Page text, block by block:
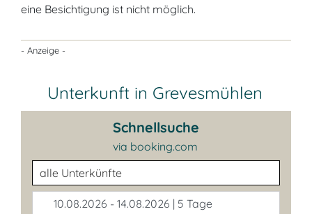
eine Besichtigung ist nicht möglich.
- Anzeige -
Unterkunft in Grevesmühlen
Schnellsuche
via booking.com
Unterkunftsart
10.08.2026 - 14.08.2026 | 5 Tage